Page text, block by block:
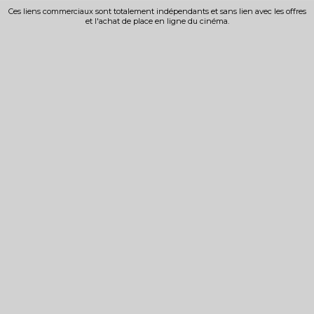
Ces liens commerciaux sont totalement indépendants et sans lien avec les offres
et l'achat de place en ligne du cinéma.